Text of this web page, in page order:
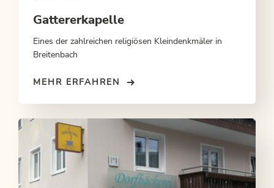
Gattererkapelle
Eines der zahlreichen religiösen Kleindenkmäler in
Breitenbach
MEHR ERFAHREN